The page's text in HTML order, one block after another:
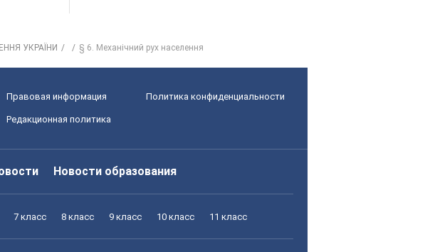
УКРАЇНИ § 6. Механічний рух населення
Правовая информация Политика конфиденциальности
Редакционная политика
Новости образования
7 класс 8 класс 9 класс 10 класс 11 класс